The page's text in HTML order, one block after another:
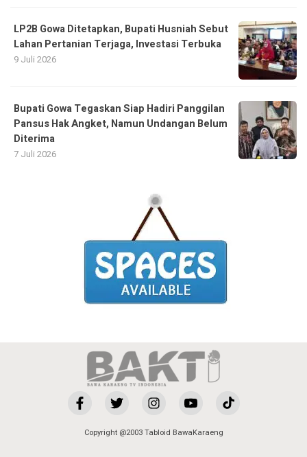
LP2B Gowa Ditetapkan, Bupati Husniah Sebut
Lahan Pertanian Terjaga, Investasi Terbuka
9 Juli 2026
Bupati Gowa Tegaskan Siap Hadiri Panggilan
Pansus Hak Angket, Namun Undangan Belum
Diterima
7 Juli 2026
Copyright @2003 Tabloid BawaKaraeng